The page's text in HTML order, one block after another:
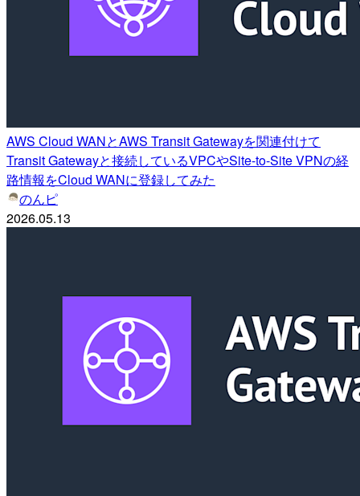
AWS Cloud WANとAWS Transit Gatewayを関連付けて
Transit Gatewayと接続しているVPCやSite-to-Site VPNの経
路情報をCloud WANに登録してみた
のんピ
2026.05.13